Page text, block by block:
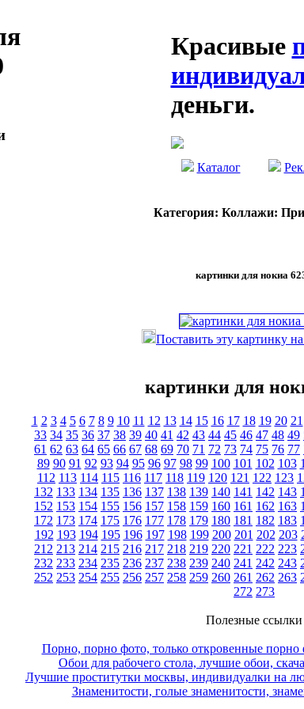
Красивые
деньги.
Каталог
Категория: Коллажи:
картинки для нокиа
Поставить эту картинку
картинки для
1 2 3 4 5 6 7 8 9 10 11 12 13 14 15 16 17 18 19 20 21
33 34 35 36 37 38 39 40 41 42 43 44 45 46 47 48 49
61 62 63 64 65 66 67 68 69 70 71 72 73 74 75 76 77
89 90 91 92 93 94 95 96 97 98 99 100 101 102 103
112 113 114 115 116 117 118 119 120 121 122 123
132 133 134 135 136 137 138 139 140 141 142 143
152 153 154 155 156 157 158 159 160 161 162 163
172 173 174 175 176 177 178 179 180 181 182 183
192 193 194 195 196 197 198 199 200 201 202 203
212 213 214 215 216 217 218 219 220 221 222 223
232 233 234 235 236 237 238 239 240 241 242 243
252 253 254 255 256 257 258 259 260 261 262 263
272 273
Полезные ссылки
Порно, порно фото, только откровенные
Обои для рабочего стола, лучшие обои,
Лучшие проститутки москвы, индивидуалки на
Знаменитости, голые знаменитости,